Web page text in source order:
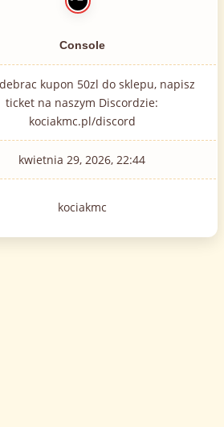
Console
kupon 50zl do sklepu, napisz
ticket na naszym Discordzie:
kociakmc.pl/discord
kwietnia 29, 2026, 22:44
kociakmc